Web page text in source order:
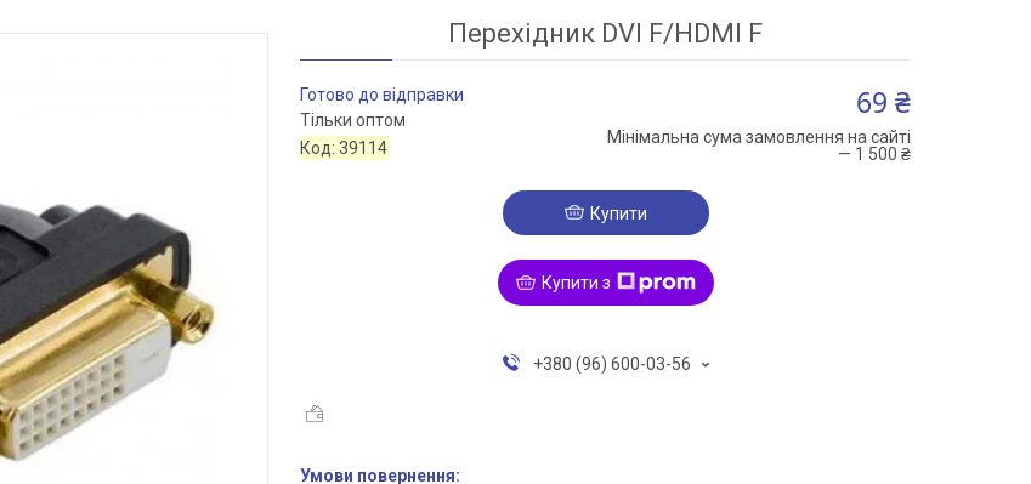
Перехідник DVI F/HDMI F
Готово до відправки
Тільки оптом
Код:39114
69 ₴
Мінімальна сума замовлення на сайті
— 1 500 ₴
Купити
Купити з
+380 (96) 600-03-56